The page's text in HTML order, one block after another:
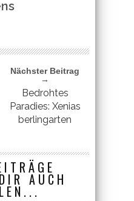
Nächster Beitrag
→
Bedrohtes
Paradies: Xenias
berlingarten
AUCH